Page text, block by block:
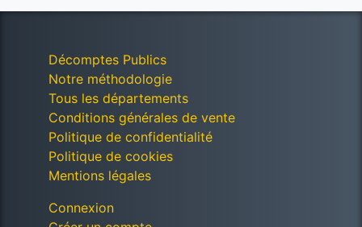
Décomptes Publics
Notre méthodologie
Tous les départements
Conditions générales de vente
Politique de confidentialité
Politique de cookies
Mentions légales
Connexion